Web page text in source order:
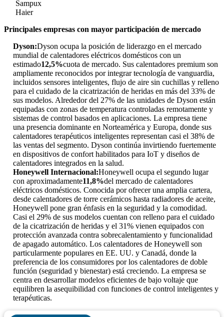
Sampux
Haier
Principales empresas con mayor participación de mercado
Dyson:Dyson ocupa la posición de liderazgo en el mercado
mundial de calentadores eléctricos domésticos con un
estimado12,5%cuota de mercado. Sus calentadores premium son
ampliamente reconocidos por integrar tecnología de vanguardia,
incluidos sensores inteligentes, flujo de aire sin cuchillas y relleno
para el cuidado de la cicatrización de heridas en más del 33% de
sus modelos. Alrededor del 27% de las unidades de Dyson están
equipadas con zonas de temperatura controladas remotamente y
sistemas de control basados ​​en aplicaciones. La empresa tiene
una presencia dominante en Norteamérica y Europa, donde sus
calentadores terapéuticos inteligentes representan casi el 38% de
las ventas del segmento. Dyson continúa invirtiendo fuertemente
en dispositivos de confort habilitados para IoT y diseños de
calentadores integrados en la salud.
Honeywell Internacional:Honeywell ocupa el segundo lugar
con aproximadamente11,8%del mercado de calentadores
eléctricos domésticos. Conocida por ofrecer una amplia cartera,
desde calentadores de torre cerámicos hasta radiadores de aceite,
Honeywell pone gran énfasis en la seguridad y la comodidad.
Casi el 29% de sus modelos cuentan con relleno para el cuidado
de la cicatrización de heridas y el 31% vienen equipados con
protección avanzada contra sobrecalentamiento y funcionalidad
de apagado automático. Los calentadores de Honeywell son
particularmente populares en EE. UU. y Canadá, donde la
preferencia de los consumidores por los calentadores de doble
función (seguridad y bienestar) está creciendo. La empresa se
centra en desarrollar modelos eficientes de bajo voltaje que
equilibren la asequibilidad con funciones de control inteligentes y
terapéuticas.